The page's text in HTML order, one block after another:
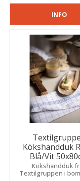
INFO
Kökshandduk
Blå/Vit
Kökshandduk
Textilgruppen i